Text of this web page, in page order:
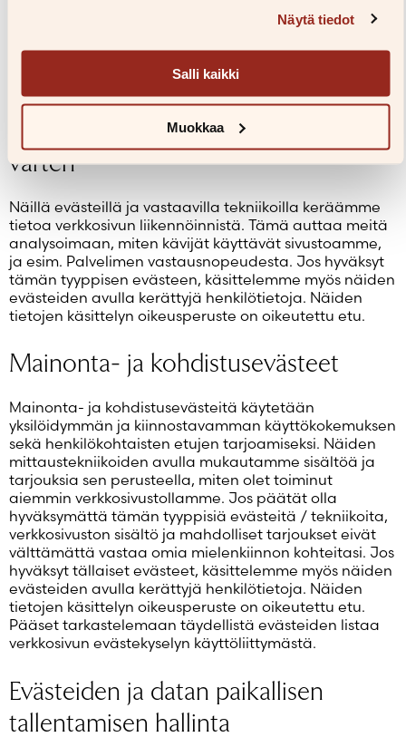
Näytä tiedot
Salli kaikki
Muokkaa
sivusto toimii, ja voit tehdä ostoksia. Välttämättömiä
evästeitä asetetaan esimerkiksi silloin, kun käytät
toimintoja, jotka luovat palvelupyyntöjä, kuten
henkilökohtaisten mieltymysten määrittäminen,
sisäänkirjautuminen tai lomakkeiden täyttäminen.
Evästeet analysointia ja kehittämistä
varten
Näillä evästeillä ja vastaavilla tekniikoilla keräämme
tietoa verkkosivun liikennöinnistä. Tämä auttaa meitä
analysoimaan, miten kävijät käyttävät sivustoamme,
ja esim. Palvelimen vastausnopeudesta. Jos hyväksyt
tämän tyyppisen evästeen, käsittelemme myös näiden
evästeiden avulla kerättyjä henkilötietoja. Näiden
tietojen käsittelyn oikeusperuste on oikeutettu etu.
Mainonta- ja kohdistusevästeet
Mainonta- ja kohdistusevästeitä käytetään
yksilöidymmän ja kiinnostavamman käyttökokemuksen
sekä henkilökohtaisten etujen tarjoamiseksi. Näiden
mittaustekniikoiden avulla mukautamme sisältöä ja
tarjouksia sen perusteella, miten olet toiminut
aiemmin verkkosivustollamme. Jos päätät olla
hyväksymättä tämän tyyppisiä evästeitä / tekniikoita,
verkkosivuston sisältö ja mahdolliset tarjoukset eivät
välttämättä vastaa omia mielenkiinnon kohteitasi. Jos
hyväksyt tällaiset evästeet, käsittelemme myös näiden
evästeiden avulla kerättyjä henkilötietoja. Näiden
tietojen käsittelyn oikeusperuste on oikeutettu etu.
Pääset tarkastelemaan täydellistä evästeiden listaa
verkkosivun evästekyselyn käyttöliittymästä.
Evästeiden ja datan paikallisen
tallentamisen hallinta